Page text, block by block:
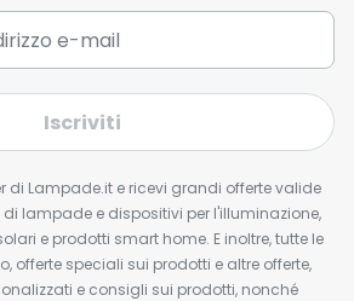
Iscriviti
di Lampade.it e ricevi grandi offerte valide
lampade e dispositivi per l'illuminazione,
e prodotti smart home. E inoltre, tutte le
offerte speciali sui prodotti e altre offerte,
e consigli sui prodotti, nonché